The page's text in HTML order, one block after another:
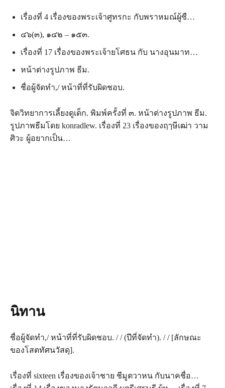
เรื่องที่ 4 เรื่องของพระเจ้าศูทรกะ กับพราหมณ์ผู้ซื…
๔๖(๓), ๑๔๒ – ๑๕๓.
เรื่องที่ 17 เรื่องของพระเจ้ายโศธน กับ นางอุนมาท…
หน้าต่างรูปภาพ ธีม.
ชื่อผู้จัดทำ,/ หน้าที่ที่รับผิดชอบ.
จิตวิทยาการเลี้ยงดูเด็ก. พิมพ์ครั้งที่ ๓. หน้าต่างรูปภาพ ธีม.
รูปภาพธีมโดย konradlew. เรื่องที่ 23 เรื่องของฤๅษีเฒ่า วาม
ศิวะ ผู้อยากเป็น…
นิทาน
ชื่อผู้จัดทำ,/ หน้าที่ที่รับผิดชอบ. / / (ปีที่จัดทำ). / / [ลักษณะ
ของโสตทัศนวัสดุ].
เรื่องที่ sixteen เรื่องของเจ้าชาย ชีมูตวาหน กับนาคชื่อ…